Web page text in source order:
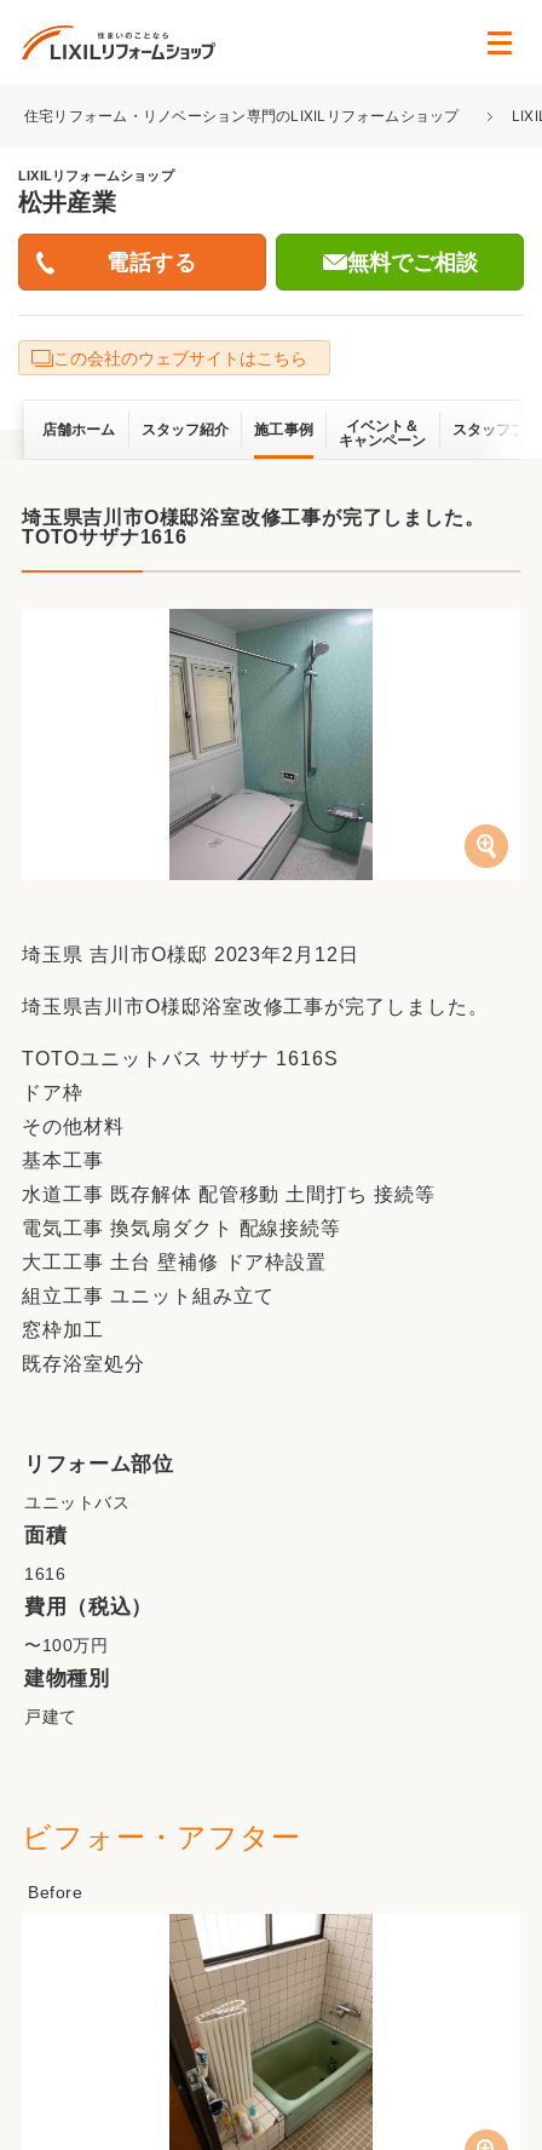
住宅リフォーム・リノベーション専門のLIXILリフォームショップ
LIXILリフォームショップ
松井産業
無料でご相談
この会社のウェブサイトはこちら
店舗ホーム スタッフ紹介 施工事例
イベント＆
キャンペーン
スタッフブ
埼玉県吉川市O様邸浴室改修工事が完了しました。
TOTOサザナ1616
埼玉県 吉川市O様邸 2023年2月12日
埼玉県吉川市O様邸浴室改修工事が完了しました。
TOTOユニットバス サザナ 1616S
ドア枠
その他材料
基本工事
水道工事 既存解体 配管移動 土間打ち 接続等
電気工事 換気扇ダクト 配線接続等
大工工事 土台 壁補修 ドア枠設置
組立工事 ユニット組み立て
窓枠加工
既存浴室処分
リフォーム部位
ユニットバス
面積
1616
費用（税込）
〜100万円
建物種別
戸建て
ビフォー・アフター